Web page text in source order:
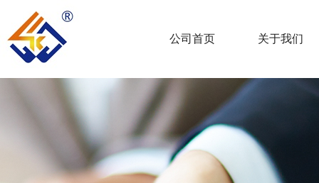
公司首页 关于我们